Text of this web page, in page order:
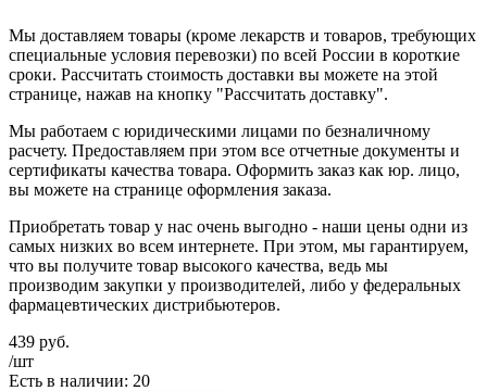
Мы доставляем товары (кроме лекарств и товаров, требующих
специальные условия перевозки) по всей России в короткие
сроки. Рассчитать стоимость доставки вы можете на этой
странице, нажав на кнопку "Рассчитать доставку".
Мы работаем с юридическими лицами по безналичному
расчету. Предоставляем при этом все отчетные документы и
сертификаты качества товара. Оформить заказ как юр. лицо,
вы можете на странице оформления заказа.
Приобретать товар у нас очень выгодно - наши цены одни из
самых низких во всем интернете. При этом, мы гарантируем,
что вы получите товар высокого качества, ведь мы
производим закупки у производителей, либо у федеральных
фармацевтических дистрибьютеров.
439 руб.
/шт
Есть в наличии: 20